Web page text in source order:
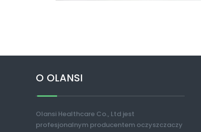
O OLANSI
Olansi Healthcare Co., Ltd jest
profesjonalnym producentem oczyszczaczy